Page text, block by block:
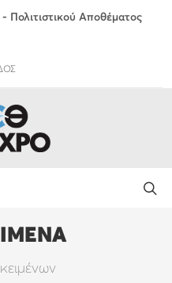
Πολιτιστικού Αποθέματος